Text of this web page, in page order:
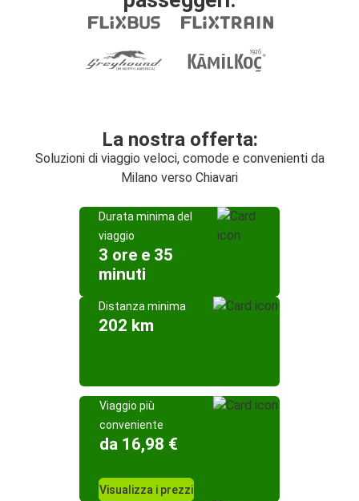
La nostra offerta:
Soluzioni di viaggio veloci, comode e convenienti da
Milano verso Chiavari
Durata minima del
viaggio
3 ore e 35
minuti
Distanza minima
202 km
Viaggio più
conveniente
da 16,98 €
Visualizza i prezzi